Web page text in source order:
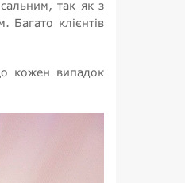
так як з
Багато клієнтів
кожен випадок